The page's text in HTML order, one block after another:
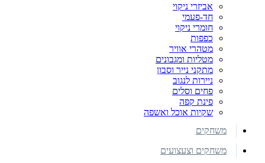
אביזרי ניקוי
חד-פעמי
חומרי ניקוי
כפפות
מטהרי אוויר
מטליות ומגבונים
מתקני נייר וסבון
ניירות לנגוב
פחים וסלים
פינת קפה
שקיות אוכל ואשפה
משחקים
משחקים וצעצועים